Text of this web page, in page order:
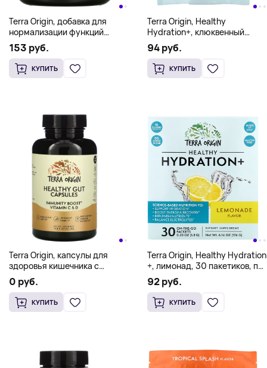
Terra Origin, добавка для
нормализации функций
желудочно-кишечного
тракта, вкус ягод, 243 г (8,57
унции)
153 руб.
КУПИТЬ
Terra Origin, Healthy
Hydration+, клюквенный
лаймад, 30 пакетиков On the
Go, 6,2 г (0,22 унции) каждый
94 руб.
КУПИТЬ
Terra Origin, капсулы для
здоровья кишечника с
витаминами C и D для
повышения иммунитета, 90
капсул
0 руб.
КУПИТЬ
Terra Origin, Healthy Hydration
+, лимонад, 30 пакетиков, по
5,8 г (0,20 унции)
92 руб.
КУПИТЬ